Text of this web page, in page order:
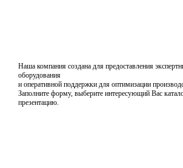
Наша компания создана для предоставления
оборудования
и оперативной поддержки для оптимизации
Заполните форму, выберите интересующий Вас
презентацию.